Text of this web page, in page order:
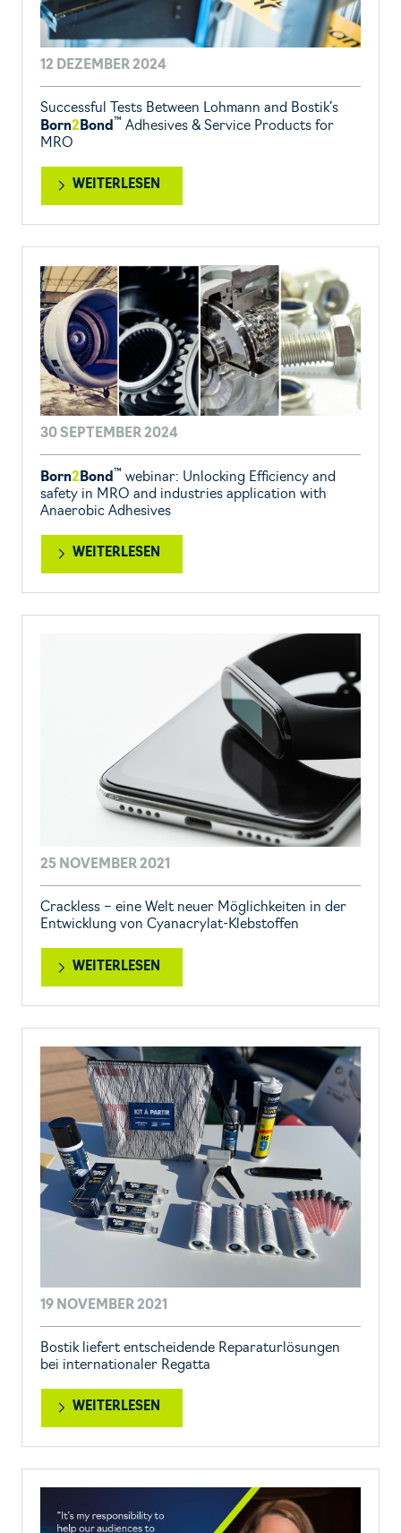
12 DEZEMBER 2024
Successful Tests Between Lohmann and Bostik’s
Born2 Bond ™ Adhesives & Service Products for
MRO
WEITERLESEN
30 SEPTEMBER 2024
Born2 Bond ™ webinar: Unlocking Efficiency and
safety in MRO and industries application with
Anaerobic Adhesives
WEITERLESEN
25 NOVEMBER 2021
Crackless – eine Welt neuer Möglichkeiten in der
Entwicklung von Cyanacrylat-Klebstoffen
WEITERLESEN
19 NOVEMBER 2021
Bostik liefert entscheidende Reparaturlösungen
bei internationaler Regatta
WEITERLESEN